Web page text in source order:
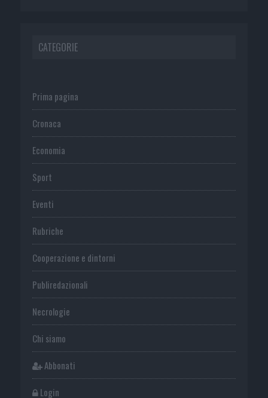
CATEGORIE
Prima pagina
Cronaca
Economia
Sport
Eventi
Rubriche
Cooperazione e dintorni
Publiredazionali
Necrologie
Chi siamo
Abbonati
Login